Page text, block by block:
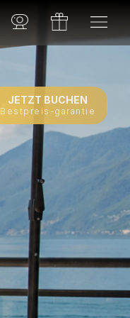
JETZT BUCHEN
Bestpreis-garantie